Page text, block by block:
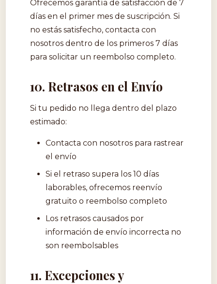
Ofrecemos garantía de satisfacción de 7
días en el primer mes de suscripción. Si
no estás satisfecho, contacta con
nosotros dentro de los primeros 7 días
para solicitar un reembolso completo.
10. Retrasos en el Envío
Si tu pedido no llega dentro del plazo
estimado:
Contacta con nosotros para rastrear
el envío
Si el retraso supera los 10 días
laborables, ofrecemos reenvío
gratuito o reembolso completo
Los retrasos causados por
información de envío incorrecta no
son reembolsables
11. Excepciones y